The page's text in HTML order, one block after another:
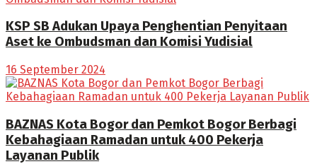
KSP SB Adukan Upaya Penghentian Penyitaan
Aset ke Ombudsman dan Komisi Yudisial
16 September 2024
BAZNAS Kota Bogor dan Pemkot Bogor Berbagi
Kebahagiaan Ramadan untuk 400 Pekerja
Layanan Publik